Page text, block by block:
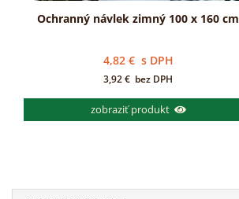
Ochranný návlek zimný 100 x 160 cm
4,82 € s DPH
3,92€ bez DPH
zobraziť produkt